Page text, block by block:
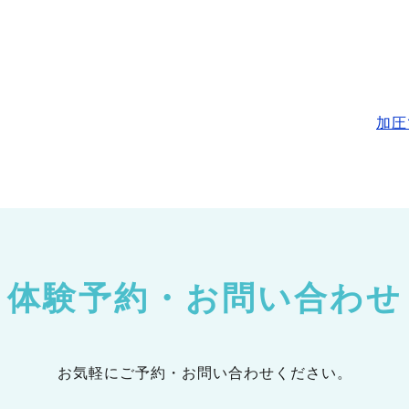
加
体験予約・お問い合わせ
お気軽にご予約・お問い合わせください。